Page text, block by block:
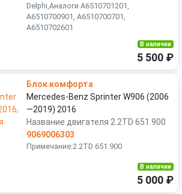
Delphi,Аналоги A6510701201,
A6510700901, A6510700701,
A6510702601
В наличии
5 500 ₽
Блок комфорта
Mercedes-Benz Sprinter W906 (2006
—2019) 2016
Название двигателя 2.2TD 651.900
9069006303
Примечание:2.2TD 651.900
В наличии
5 000 ₽